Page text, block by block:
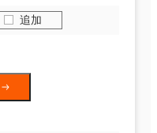
追加